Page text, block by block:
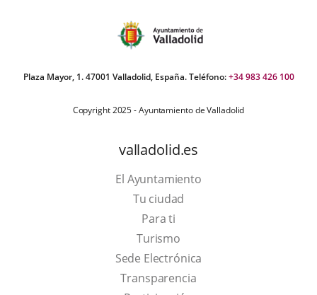
Plaza Mayor, 1. 47001 Valladolid, España. Teléfono:+34 983 426 100
Copyright 2025 - Ayuntamiento de Valladolid
valladolid.es
El Ayuntamiento
Tu ciudad
Para ti
TurismoThis
link
will
Sede Electrónica
Transparencia